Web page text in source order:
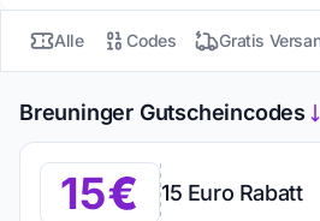
Alle Codes Gratis
Breuninger Gutscheincodes
15 15 Euro Rabatt